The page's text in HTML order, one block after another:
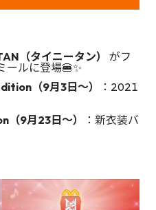
（タイニータン）
がフ
ールに登場🍔✨
（9月3日〜）
：2021
9月23日〜）
：新衣装バ